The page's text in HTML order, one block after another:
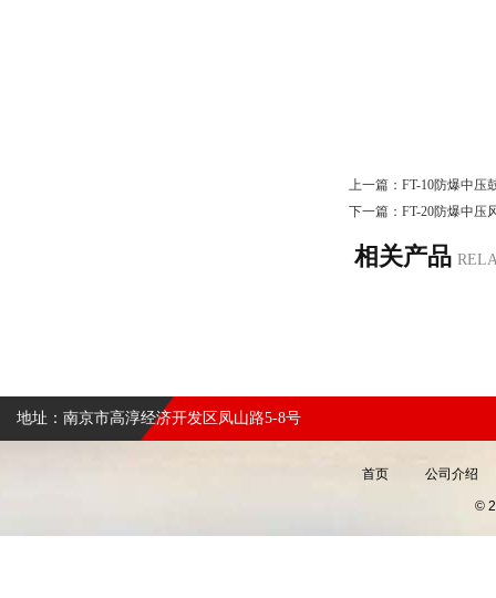
上一篇： FT-10防爆中压
下一篇： FT-20防爆中压
相关产品
地址：南京市高淳经济开发区凤山路5-8号
首页 公司介绍
©